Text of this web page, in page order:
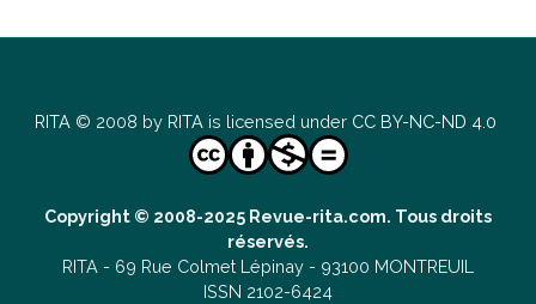
RITA © 2008 by RITA is licensed under CC BY-NC-ND 4.0
Copyright © 2008-2025 Revue-rita.com. Tous droits
réservés.
RITA - 69 Rue Colmet Lépinay - 93100 MONTREUIL
ISSN 2102-6424